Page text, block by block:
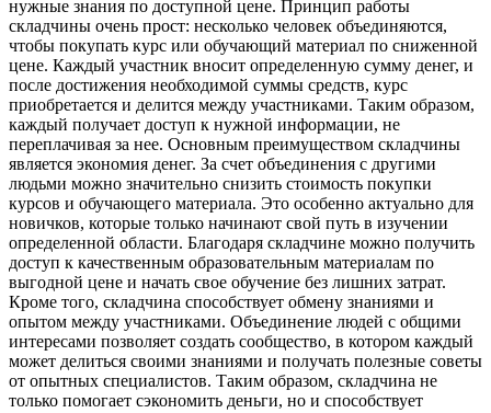
нужные знания по доступной цене. Принцип работы
складчины очень прост: несколько человек объединяются,
чтобы покупать курс или обучающий материал по сниженной
цене. Каждый участник вносит определенную сумму денег, и
после достижения необходимой суммы средств, курс
приобретается и делится между участниками. Таким образом,
каждый получает доступ к нужной информации, не
переплачивая за нее. Основным преимуществом складчины
является экономия денег. За счет объединения с другими
людьми можно значительно снизить стоимость покупки
курсов и обучающего материала. Это особенно актуально для
новичков, которые только начинают свой путь в изучении
определенной области. Благодаря складчине можно получить
доступ к качественным образовательным материалам по
выгодной цене и начать свое обучение без лишних затрат.
Кроме того, складчина способствует обмену знаниями и
опытом между участниками. Объединение людей с общими
интересами позволяет создать сообщество, в котором каждый
может делиться своими знаниями и получать полезные советы
от опытных специалистов. Таким образом, складчина не
только помогает сэкономить деньги, но и способствует